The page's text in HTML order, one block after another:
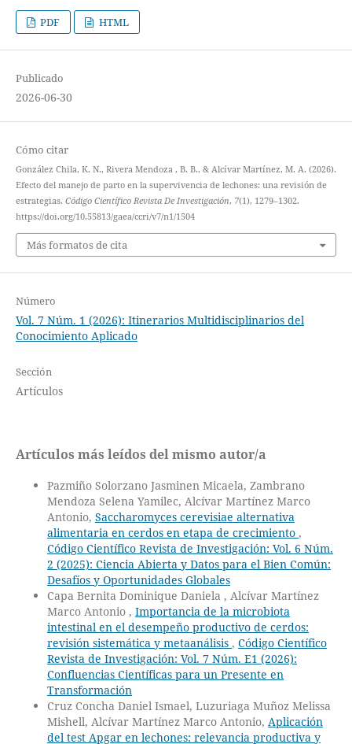
PDF HTML
Publicado
2026-06-30
Cómo citar
González Chila, K. N., Rivera Mendoza , B. B., & Alcívar Martínez, M. A. (2026).
Efecto del manejo de parto en la supervivencia de lechones: una revisión de
estrategias. Código Científico Revista De Investigación, 7(1), 1279–1302.
https://doi.org/10.55813/gaea/ccri/v7/n1/1504
Más formatos de cita
Número
Vol. 7 Núm. 1 (2026): Itinerarios Multidisciplinarios del
Conocimiento Aplicado
Sección
Artículos
Artículos más leídos del mismo autor/a
Pazmiño Solorzano Jasminen Micaela, Zambrano
Mendoza Selena Yamilec, Alcívar Martínez Marco
Antonio, Saccharomyces cerevisiae alternativa
alimentaria en cerdos en etapa de crecimiento ,
Código Científico Revista de Investigación: Vol. 6 Núm.
2 (2025): Ciencia Abierta y Datos para el Bien Común:
Desafíos y Oportunidades Globales
Capa Bernita Dominique Daniela , Alcívar Martínez
Marco Antonio , Importancia de la microbiota
intestinal en el desempeño productivo de cerdos:
revisión sistemática y metaanálisis , Código Científico
Revista de Investigación: Vol. 7 Núm. E1 (2026):
Confluencias Científicas para un Presente en
Transformación
Cruz Concha Daniel Ismael, Luzuriaga Muñoz Melissa
Mishell, Alcívar Martínez Marco Antonio, Aplicación
del test Apgar en lechones: relevancia productiva y